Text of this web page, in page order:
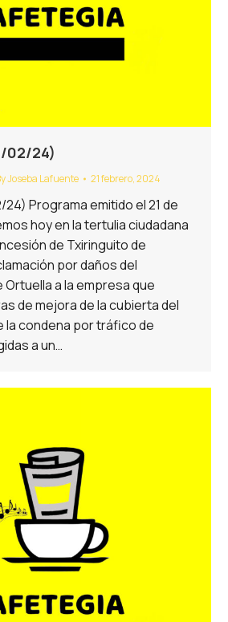
02/24)
Joseba Lafuente 21 febrero, 2024
Programa emitido el 21 de
hoy en la tertulia ciudadana
de Txiringuito de
por daños del
a la empresa que
de mejora de la cubierta del
la condena por tráfico de
a un…